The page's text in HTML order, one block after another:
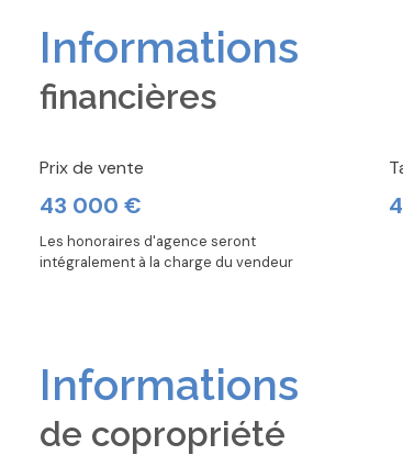
Informations
financières
Prix de vente
43 000 €
Les honoraires d'agence seront
intégralement à la charge du vendeur
Informations
de copropriété